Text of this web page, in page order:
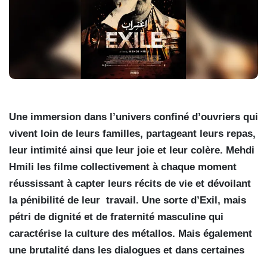
Une immersion dans l’univers confiné d’ouvriers qui
vivent loin de leurs familles, partageant leurs repas,
leur intimité ainsi que leur joie et leur colère. Mehdi
Hmili les filme collectivement à chaque moment
réussissant à capter leurs récits de vie et dévoilant
la pénibilité de leur travail. Une sorte d’Exil, mais
pétri de dignité et de fraternité masculine qui
caractérise la culture des métallos. Mais également
une brutalité dans les dialogues et dans certaines